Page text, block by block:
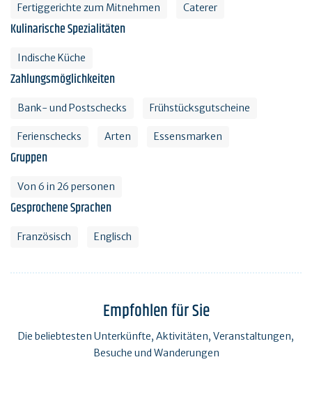
Fertiggerichte zum Mitnehmen Caterer
Kulinarische Spezialitäten
Indische Küche
Zahlungsmöglichkeiten
Bank- und Postschecks Frühstücksgutscheine
Ferienschecks Arten Essensmarken
Gruppen
Von 6 in 26 personen
Gesprochene Sprachen
Französisch Englisch
Empfohlen für Sie
Die beliebtesten Unterkünfte, Aktivitäten, Veranstaltungen,
Besuche und Wanderungen